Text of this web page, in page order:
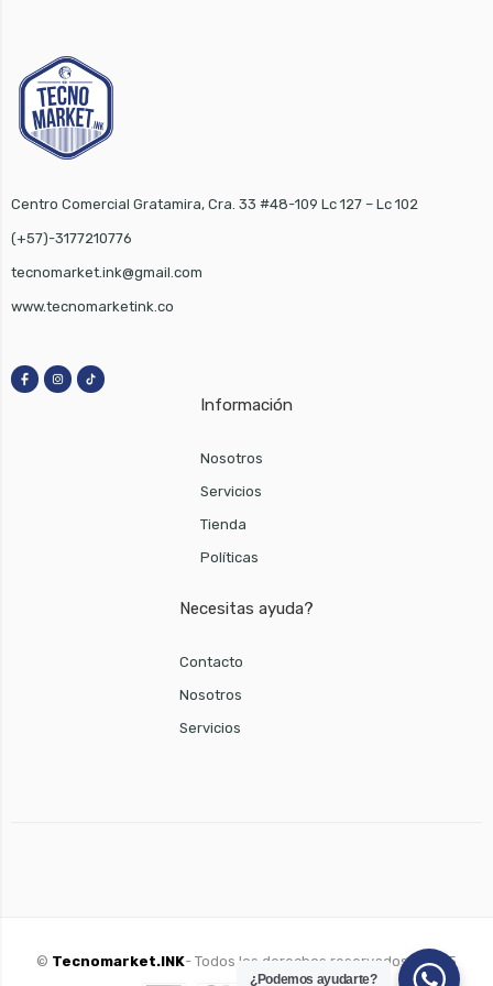
Centro Comercial Gratamira, Cra. 33 #48-109 Lc 127 – Lc 102
(+57)-3177210776
tecnomarket.ink@gmail.com
www.tecnomarketink.co
Información
Nosotros
Servicios
Tienda
Políticas
Necesitas ayuda?
Contacto
Nosotros
Servicios
© Tecnomarket.INK- Todos los derechos reservados - 2025
¿Podemos ayudarte?